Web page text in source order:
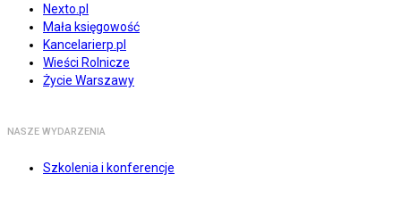
Nexto.pl
Mała księgowość
Kancelarierp.pl
Wieści Rolnicze
Życie Warszawy
NASZE WYDARZENIA
Szkolenia i konferencje